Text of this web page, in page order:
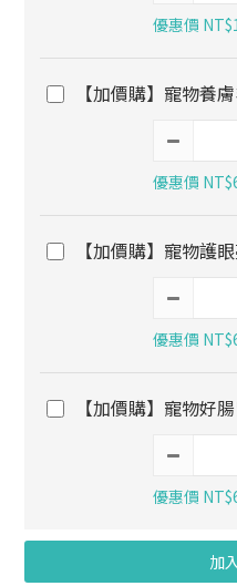
優惠價
【加價購】寵物養
優惠價
【加價購】寵物護
優惠價
【加價購】寵物好
優惠價
加